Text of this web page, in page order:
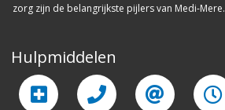
zorg zijn de belangrijkste pijlers van Medi-Mere.
Hulpmiddelen